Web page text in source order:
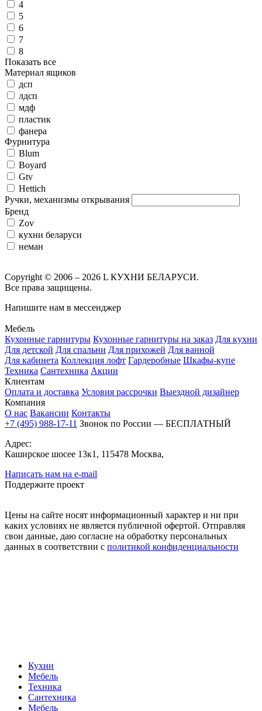
4
5
6
7
8
Показать все
Материал ящиков
дсп
лдсп
мдф
пластик
фанера
Фурнитура
Blum
Boyard
Gtv
Hettich
Ручки, механизмы открывания
Бренд
Zov
кухни беларуси
неман
Copyright © 2006 – 2026 L КУХНИ БЕЛАРУСИ.
Все права защищены.
Напишите нам в мессенджер
Мебель
Кухонные гарнитуры Кухонные гарнитуры на заказ Для кухни
Для детской Для спальни Для прихожей Для ванной
Для кабинета Коллекция лофт Гардеробные Шкафы-купе
Техника Сантехника Акции
Клиентам
Оплата и доставка Условия рассрочки Выездной дизайнер
Компания
О нас Вакансии Контакты
+7 (495) 988-17-11 Звонок по России — БЕСПЛАТНЫЙ
Адрес:
Каширское шосее 13к1, 115478 Москва,
Написать нам на e-mail
Поддержите проект
Цены на сайте носят информационный характер и ни при
каких условиях не является публичной офертой. Отправляя
свои данные, даю согласие на обработку персональных
данных в соответствии с политикой конфиденциальности
Кухни
Мебель
Техника
Сантехника
Мебель